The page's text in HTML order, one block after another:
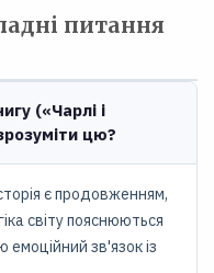
питання
(«Чарлі і
цю?
є продовженням,
світу пояснюються
зв'язок із